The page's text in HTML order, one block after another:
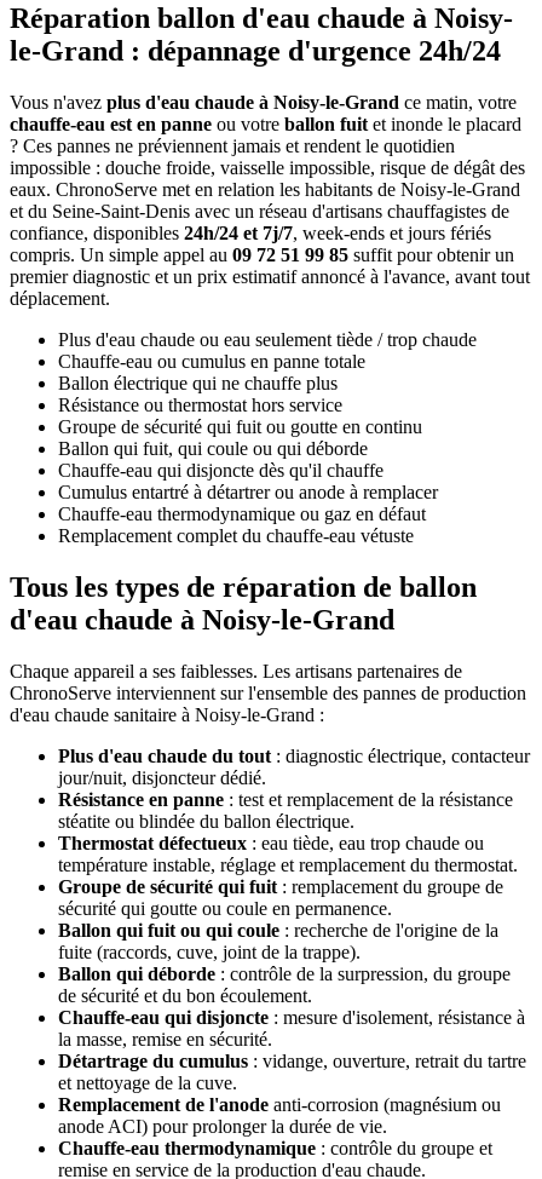
Réparation ballon d'eau chaude à Noisy-
le-Grand : dépannage d'urgence 24h/24
Vous n'avez plus d'eau chaude à Noisy-le-Grand ce matin, votre
chauffe-eau est en panne ou votre ballon fuit et inonde le placard
? Ces pannes ne préviennent jamais et rendent le quotidien
impossible : douche froide, vaisselle impossible, risque de dégât des
eaux. ChronoServe met en relation les habitants de Noisy-le-Grand
et du Seine-Saint-Denis avec un réseau d'artisans chauffagistes de
confiance, disponibles 24h/24 et 7j/7, week-ends et jours fériés
compris. Un simple appel au 09 72 51 99 85 suffit pour obtenir un
premier diagnostic et un prix estimatif annoncé à l'avance, avant tout
déplacement.
Plus d'eau chaude ou eau seulement tiède / trop chaude
Chauffe-eau ou cumulus en panne totale
Ballon électrique qui ne chauffe plus
Résistance ou thermostat hors service
Groupe de sécurité qui fuit ou goutte en continu
Ballon qui fuit, qui coule ou qui déborde
Chauffe-eau qui disjoncte dès qu'il chauffe
Cumulus entartré à détartrer ou anode à remplacer
Chauffe-eau thermodynamique ou gaz en défaut
Remplacement complet du chauffe-eau vétuste
Tous les types de réparation de ballon
d'eau chaude à Noisy-le-Grand
Chaque appareil a ses faiblesses. Les artisans partenaires de
ChronoServe interviennent sur l'ensemble des pannes de production
d'eau chaude sanitaire à Noisy-le-Grand :
Plus d'eau chaude du tout : diagnostic électrique, contacteur
jour/nuit, disjoncteur dédié.
Résistance en panne : test et remplacement de la résistance
stéatite ou blindée du ballon électrique.
Thermostat défectueux : eau tiède, eau trop chaude ou
température instable, réglage et remplacement du thermostat.
Groupe de sécurité qui fuit : remplacement du groupe de
sécurité qui goutte ou coule en permanence.
Ballon qui fuit ou qui coule : recherche de l'origine de la
fuite (raccords, cuve, joint de la trappe).
Ballon qui déborde : contrôle de la surpression, du groupe
de sécurité et du bon écoulement.
Chauffe-eau qui disjoncte : mesure d'isolement, résistance à
la masse, remise en sécurité.
Détartrage du cumulus : vidange, ouverture, retrait du tartre
et nettoyage de la cuve.
Remplacement de l'anode anti-corrosion (magnésium ou
anode ACI) pour prolonger la durée de vie.
Chauffe-eau thermodynamique : contrôle du groupe et
remise en service de la production d'eau chaude.